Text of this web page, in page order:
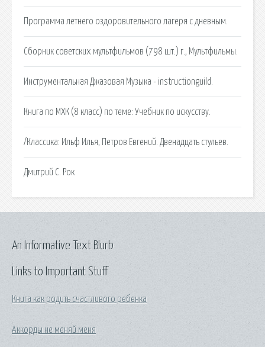
Программа летнего оздоровительного лагеря с дневным.
Сборник советских мультфильмов (798 шт.) г., Мультфильмы.
Инструментальная Джазовая Музыка - instructionguild.
Книга по МХК (8 класс) по теме: Учебник по искусству.
/Классика: Ильф Илья, Петров Евгений. Двенадцать стульев.
Дмитрий C. Рок
Links to Important Stuff
Книга как родить счастливого ребенка
Аккорды не меняй меня
An Informative Text Blurb